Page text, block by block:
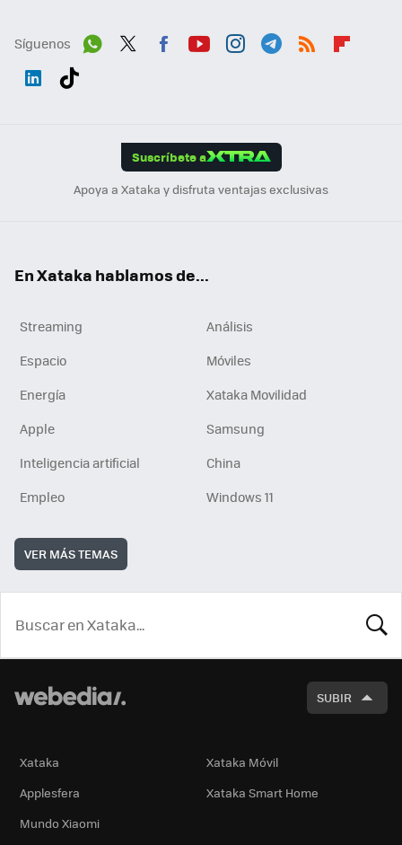
Síguenos
Suscríbete a
Apoya a Xataka y disfruta ventajas exclusivas
En Xataka hablamos de...
Streaming
Análisis
Espacio
Móviles
Energía
Xataka Movilidad
Apple
Samsung
Inteligencia artificial
China
Empleo
Windows 11
VER MÁS TEMAS
SUBIR
Xataka
Xataka Móvil
Applesfera
Xataka Smart Home
Mundo Xiaomi